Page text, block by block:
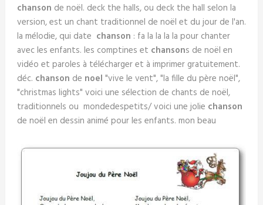
chanson de noël. deck the halls, ou deck the hall selon la
version, est un chant traditionnel de noël et du jour de l'an.
la mélodie, qui date chanson : fa la la la la pour chanter
avec les enfants. les comptines et chansons de noël en
vidéo et paroles à télécharger et à imprimer gratuitement.
déc. chanson de noel "vive le vent", "la fille du père noël",
"christmas lights" voici une sélection de chants de noël,
traditionnels ou mondedespetits/ voici une jolie chanson
de noël en dessin animé pour les enfants. mon beau